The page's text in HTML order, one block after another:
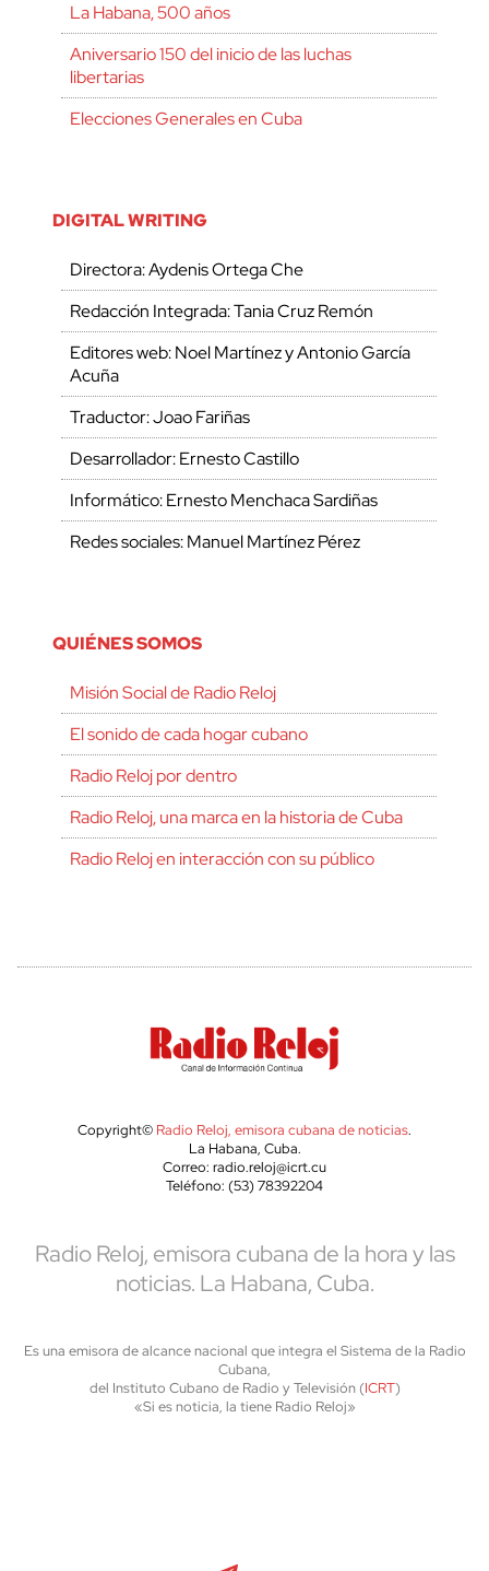
La Habana, 500 años
Aniversario 150 del inicio de las luchas
libertarias
Elecciones Generales en Cuba
DIGITAL WRITING
Directora: Aydenis Ortega Che
Redacción Integrada: Tania Cruz Remón
Editores web: Noel Martínez y Antonio García
Acuña
Traductor: Joao Fariñas
Desarrollador: Ernesto Castillo
Informático: Ernesto Menchaca Sardiñas
Redes sociales: Manuel Martínez Pérez
QUIÉNES SOMOS
Misión Social de Radio Reloj
El sonido de cada hogar cubano
Radio Reloj por dentro
Radio Reloj, una marca en la historia de Cuba
Radio Reloj en interacción con su público
Copyright© Radio Reloj, emisora cubana de noticias.
La Habana, Cuba.
Correo: radio.reloj@icrt.cu
Teléfono: (53) 78392204
Radio Reloj, emisora cubana de la hora y las
noticias. La Habana, Cuba.
Es una emisora de alcance nacional que integra el Sistema de la Radio
Cubana,
del Instituto Cubano de Radio y Televisión (ICRT)
«Si es noticia, la tiene Radio Reloj»